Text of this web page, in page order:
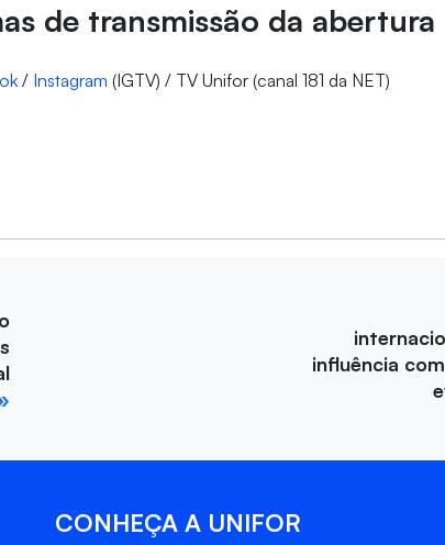
de transmissão da abertura
/ Instagram (IGTV) / TV Unifor (canal 181 da NET)
influência
CONHEÇA A UNIFOR